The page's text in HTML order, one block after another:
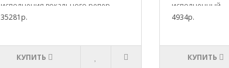
исполнения вокального репер..
35281р.
КУПИТЬ
исполненный..
4934р.
КУПИТЬ